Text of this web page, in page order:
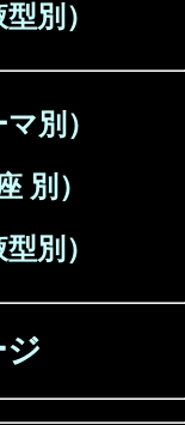
別）
別）
別）
別）